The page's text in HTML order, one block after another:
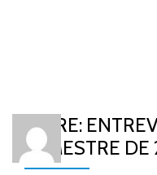
RE: RE:
SEMESTRE DE